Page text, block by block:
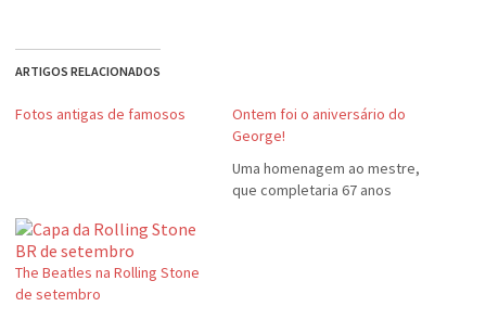
ARTIGOS RELACIONADOS
Fotos antigas de famosos
Ontem foi o aniversário do
George!
Uma homenagem ao mestre,
que completaria 67 anos
The Beatles na Rolling Stone
de setembro